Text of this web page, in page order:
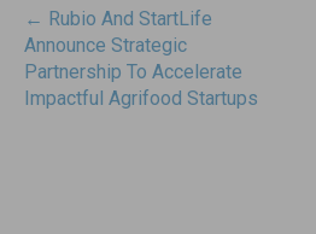
Post
navigatie
← Rubio And StartLife
Announce Strategic
Partnership To Accelerate
Impactful Agrifood Startups